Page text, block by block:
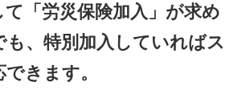
「労災保険加入」が求め
も、特別加入していればス
きます。